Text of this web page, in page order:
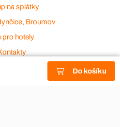
Do košíku
na splátky
Broumov
pro hotely
platební karty